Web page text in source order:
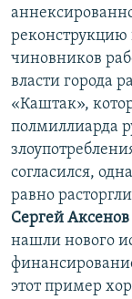
реконструкцию
чиновников
власти города
«Каштак»,
полмиллиарда
согласился,
равно
Сергей Аксенов
нашли нового
этот пример